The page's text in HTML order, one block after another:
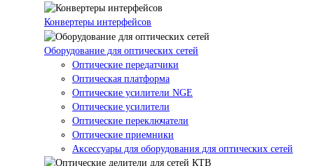
Конвертеры интерфейсов
Оборудование для оптических сетей
Оптические передатчики
Оптическая платформа
Оптические усилители NGE
Оптические усилители
Оптические переключатели
Оптические приемники
Аксессуары для оборудования для оптических сетей